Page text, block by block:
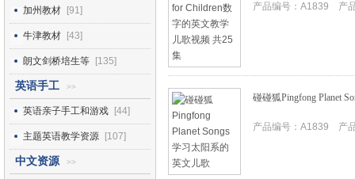
加州教材 [91]
牛津教材 [43]
朗文剑桥培生等 [135]
英语手工 >>
英语亲子手工和游戏 [44]
主题英语教学资源 [107]
中文资源 >>
产品编号：A1839 产
碰碰狐Pingfong Planet
产品编号：A1839 产